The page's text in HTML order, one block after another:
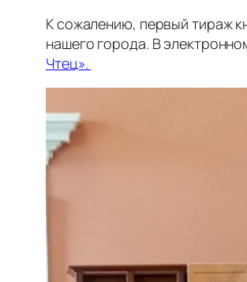
К сожалению, первый тираж
нашего города. В
Чтец».